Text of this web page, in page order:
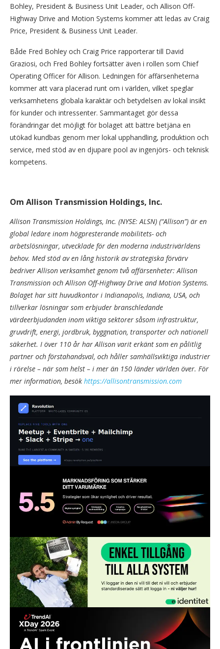
Bohley, President & Business Unit Leader, och Allison Off-
Highway Drive and Motion Systems kommer att ledas av Craig
Price, President & Business Unit Leader.
Både Fred Bohley och Craig Price rapporterar till David
Graziosi, och Fred Bohley fortsätter även i rollen som Chief
Operating Officer för Allison. Ledningen för affärsenheterna
kommer att vara placerad runt om i världen, vilket speglar
verksamhetens globala karaktär och betydelsen av lokal insikt
för kunder och intressenter. Sammantaget gör dessa
förändringar det möjligt för bolaget att bättre betjäna en
utökad kundbas genom mer lokal upphandling, produktion och
service, med stöd av en djupare pool av ingenjörs- och teknisk
kompetens.
Om Allison Transmission Holdings, Inc.
Allison Transmission Holdings, Inc. (NYSE: ALSN) (“Allison”) är en
global ledare inom högpresterande mobilitets- och
arbetslösningar, utvecklade för den moderna industrivärldens
behov. Med stöd av en lång historik av strategiska förvärv
bedriver Allison verksamhet genom två affärsenheter: Allison
Transmission och Allison Off-Highway Drive and Motion Systems.
Bolaget har sitt huvudkontor i Indianapolis, Indiana, USA, och
tillverkar lösningar som erbjuder branschledande
värdeerbjudanden inom viktiga sektorer såsom infrastruktur,
gruvdrift, energi, jordbruk, byggnation, transporter och nationell
säkerhet. I över 110 år har Allison varit erkänt som en pålitlig
partner och förstahandsval, och håller samhällsviktiga industrier
i rörelse – när som helst – i mer än 150 länder världen över. För
mer information, besök https://allisontransmission.com